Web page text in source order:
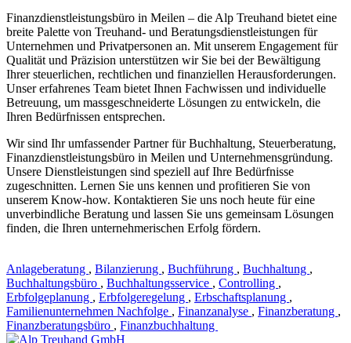
Finanzdienstleistungsbüro in Meilen – die Alp Treuhand bietet eine
breite Palette von Treuhand- und Beratungsdienstleistungen für
Unternehmen und Privatpersonen an. Mit unserem Engagement für
Qualität und Präzision unterstützen wir Sie bei der Bewältigung
Ihrer steuerlichen, rechtlichen und finanziellen Herausforderungen.
Unser erfahrenes Team bietet Ihnen Fachwissen und individuelle
Betreuung, um massgeschneiderte Lösungen zu entwickeln, die
Ihren Bedürfnissen entsprechen.
Wir sind Ihr umfassender Partner für Buchhaltung, Steuerberatung,
Finanzdienstleistungsbüro in Meilen und Unternehmensgründung.
Unsere Dienstleistungen sind speziell auf Ihre Bedürfnisse
zugeschnitten. Lernen Sie uns kennen und profitieren Sie von
unserem Know-how. Kontaktieren Sie uns noch heute für eine
unverbindliche Beratung und lassen Sie uns gemeinsam Lösungen
finden, die Ihren unternehmerischen Erfolg fördern.
Anlageberatung , Bilanzierung , Buchführung , Buchhaltung ,
Buchhaltungsbüro , Buchhaltungsservice , Controlling ,
Erbfolgeplanung , Erbfolgeregelung , Erbschaftsplanung ,
Familienunternehmen Nachfolge , Finanzanalyse , Finanzberatung ,
Finanzberatungsbüro , Finanzbuchhaltung